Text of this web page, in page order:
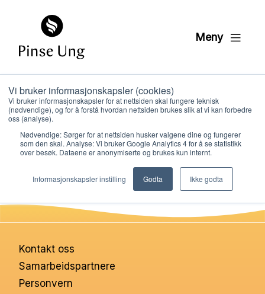
Vi bruker informasjonskapsler (cookies)
Vi bruker informasjonskapsler for at nettsiden skal fungere teknisk
(nødvendige), og for å forstå hvordan nettsiden brukes slik at vi kan forbedre
oss (analyse).
Nødvendige: Sørger for at nettsiden husker valgene dine og fungerer
som den skal. Analyse: Vi bruker Google Analytics 4 for å se statistikk
over besøk. Dataene er anonymiserte og brukes kun internt.
Informasjonskapsler instilling Godta Ikke godta
Meny
HK4 Leksjon 13
PER KRISTIAN LØVE
PUBLISERT20. JANUAR 2021
Kontakt oss
Samarbeidspartnere
Personvern
Hva vi gjør
Ressurser
Nettbutikk